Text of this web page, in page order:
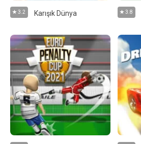
3.2 Karışık Dünya 3.8